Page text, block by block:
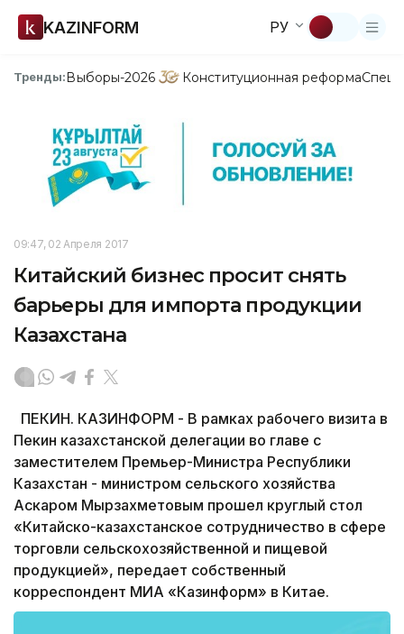
KAZINFORM РУ
Тренды:Выборы-2026 Конституционная реформа
09:47, 02 Апреля 2017
Китайский бизнес просит снять
барьеры для импорта продукции
Казахстана
ПЕКИН. КАЗИНФОРМ - В рамках рабочего визита в
Пекин казахстанской делегации во главе с
заместителем Премьер-Министра Республики
Казахстан - министром сельского хозяйства
Аскаром Мырзахметовым прошел круглый стол
«Китайско-казахстанское сотрудничество в сфере
торговли сельскохозяйственной и пищевой
продукцией», передает собственный
корреспондент МИА «Казинформ» в Китае.